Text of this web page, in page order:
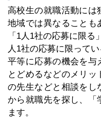
高校生の就職活動には
地域では異なることも
「1人1社の応募に限
人1社の応募に限って
平等に応募の機会を与
とどめるなどのメリ
の先生などと相談をし
から就職先を探し、「
ます。